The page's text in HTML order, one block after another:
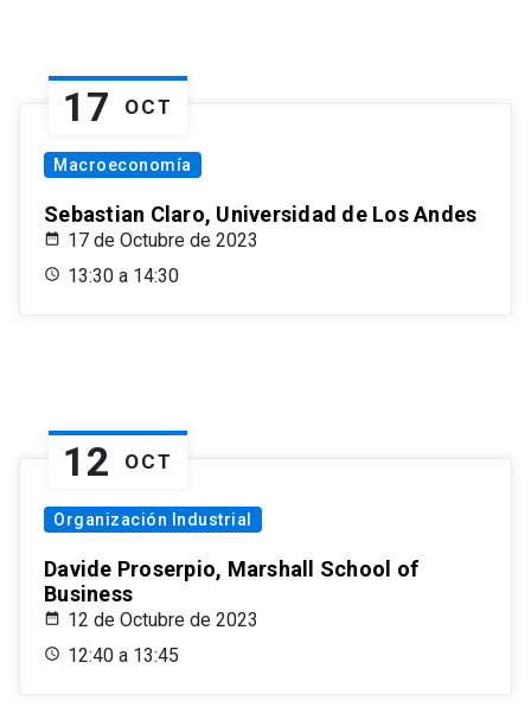
17 OCT
Macroeconomía
Sebastian Claro, Universidad de Los Andes
17 de Octubre de 2023
13:30 a 14:30
12 OCT
Organización Industrial
Davide Proserpio, Marshall School of
Business
12 de Octubre de 2023
12:40 a 13:45